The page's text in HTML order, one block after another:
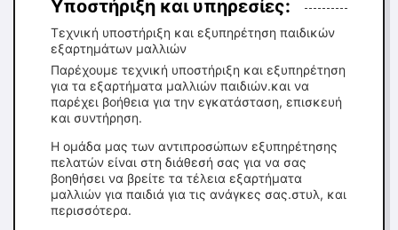
Υποστήριξη και υπηρεσίες:
Τεχνική υποστήριξη και εξυπηρέτηση παιδικών
εξαρτημάτων μαλλιών
Παρέχουμε τεχνική υποστήριξη και εξυπηρέτηση
για τα εξαρτήματα μαλλιών παιδιών.και να
παρέχει βοήθεια για την εγκατάσταση, επισκευή
και συντήρηση.
Η ομάδα μας των αντιπροσώπων εξυπηρέτησης
πελατών είναι στη διάθεσή σας για να σας
βοηθήσει να βρείτε τα τέλεια εξαρτήματα
μαλλιών για παιδιά για τις ανάγκες σας.στυλ, και
περισσότερα.